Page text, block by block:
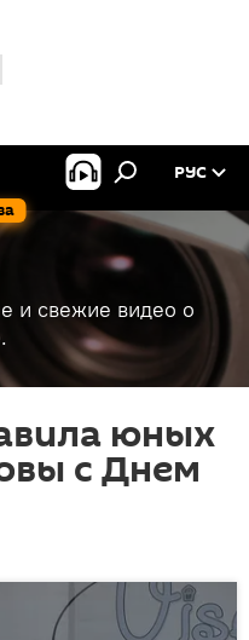
РУС
и свежие видео о
юных
с Днем